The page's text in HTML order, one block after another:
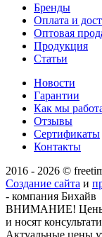
Бренды
Оплата и
Оптовая
Продукция
Статьи
Новости
Гарантии
Как мы
Отзывы
Сертификаты
Контакты
2016 - 2026 ©
Создание сайта и
- компания Бихайв
ВНИМАНИЕ! Цены
и носят
Актуальные цены